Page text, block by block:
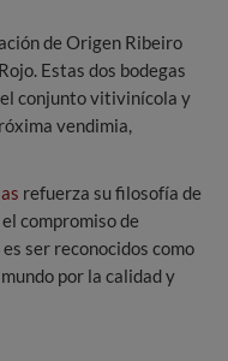
de Origen Ribeiro
Estas dos bodegas
conjunto vitivinícola y
vendimia,
refuerza su filosofía de
compromiso de
ser reconocidos como
por la calidad y